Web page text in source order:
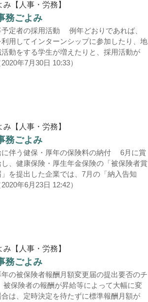
み【人事・労務】
務ごよみ
予定者の採用活動 例年どおりであれば、
用してインターンシップに参加したり、地
動をする学生が増えたりと、採用活動が
年7月30日 10:33）
み【人事・労務】
務ごよみ
に伴う健保・厚年の保険料の納付 6月に賞
、健康保険・厚生年金保険の「被保険者賞
を提出した企業では、7月の「納入告知
年6月23日 12:42）
み【人事・労務】
務ごよみ
の被保険者報酬月額変更届の提出要否のチ
保険者の報酬が昇給等によって大幅に変
は、定時決定を待たずに標準報酬月額が